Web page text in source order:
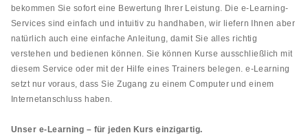
bekommen Sie sofort eine Bewertung Ihrer Leistung. Die e-Learning-
Services sind einfach und intuitiv zu handhaben, wir liefern Ihnen aber
natürlich auch eine einfache Anleitung, damit Sie alles richtig
verstehen und bedienen können. Sie können Kurse ausschließlich mit
diesem Service oder mit der Hilfe eines Trainers belegen. e-Learning
setzt nur voraus, dass Sie Zugang zu einem Computer und einem
Internetanschluss haben.
Unser e-Learning – für jeden Kurs einzigartig.